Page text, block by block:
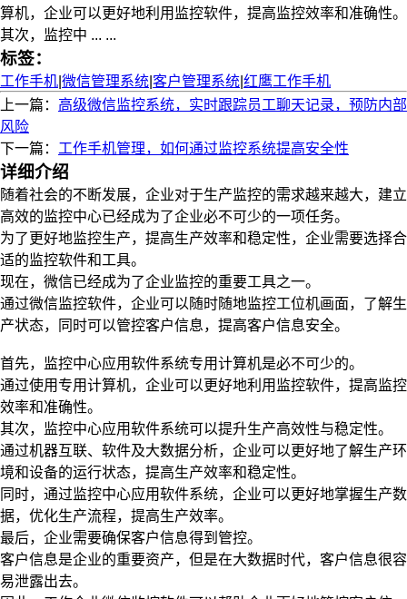
算机，企业可以更好地利用监控软件，提高监控效率和准确性。
其次，监控中 ... ...
标签：
工作手机 微信管理系统 客户管理系统 红鹰工作手机
上一篇： 高级微信监控系统，实时跟踪员工聊天记录，预防内部
风险
下一篇： 工作手机管理，如何通过监控系统提高安全性
详细介绍
随着社会的不断发展，企业对于生产监控的需求越来越大，建立
高效的监控中心已经成为了企业必不可少的一项任务。
为了更好地监控生产，提高生产效率和稳定性，企业需要选择合
适的监控软件和工具。
现在，微信已经成为了企业监控的重要工具之一。
通过微信监控软件，企业可以随时随地监控工位机画面，了解生
产状态，同时可以管控客户信息，提高客户信息安全。
首先，监控中心应用软件系统专用计算机是必不可少的。
通过使用专用计算机，企业可以更好地利用监控软件，提高监控
效率和准确性。
其次，监控中心应用软件系统可以提升生产高效性与稳定性。
通过机器互联、软件及大数据分析，企业可以更好地了解生产环
境和设备的运行状态，提高生产效率和稳定性。
同时，通过监控中心应用软件系统，企业可以更好地掌握生产数
据，优化生产流程，提高生产效率。
最后，企业需要确保客户信息得到管控。
客户信息是企业的重要资产，但是在大数据时代，客户信息很容
易泄露出去。